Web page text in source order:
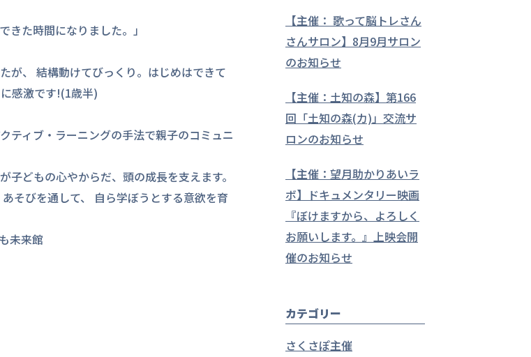
きた時間になりました。」
が、 結構動けてびっくり。はじめはできて
感激です!(1歳半)
ティブ・ラーニングの手法で親子のコミュニ
どもの心やからだ、頭の成長を支えます。
そびを通して、 自ら学ぼうとする意欲を育
未来館
【主催： 歌って脳トレさん
さんサロン】8月9月サロン
のお知らせ
【主催：土知の森】第166
回「土知の森(カ)」交流サ
ロンのお知らせ
【主催：望月助かりあいラ
ボ】ドキュメンタリー映画
『ぼけますから、よろしく
お願いします。』上映会開
催のお知らせ
カテゴリー
さくさぽ主催